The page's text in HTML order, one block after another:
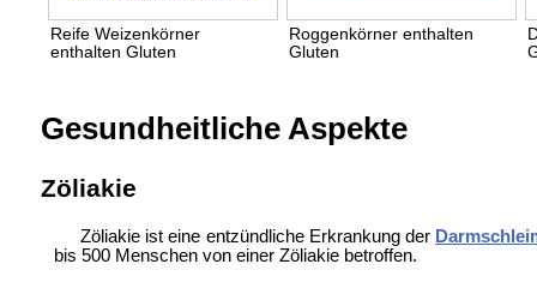
Reife Weizenkörner
enthalten Gluten
Roggenkörner enthalten
Gluten
Gesundheitliche Aspekte
Zöliakie
Zöliakie ist eine entzündliche Erkrankung der
bis 500 Menschen von einer Zöliakie betroffen.